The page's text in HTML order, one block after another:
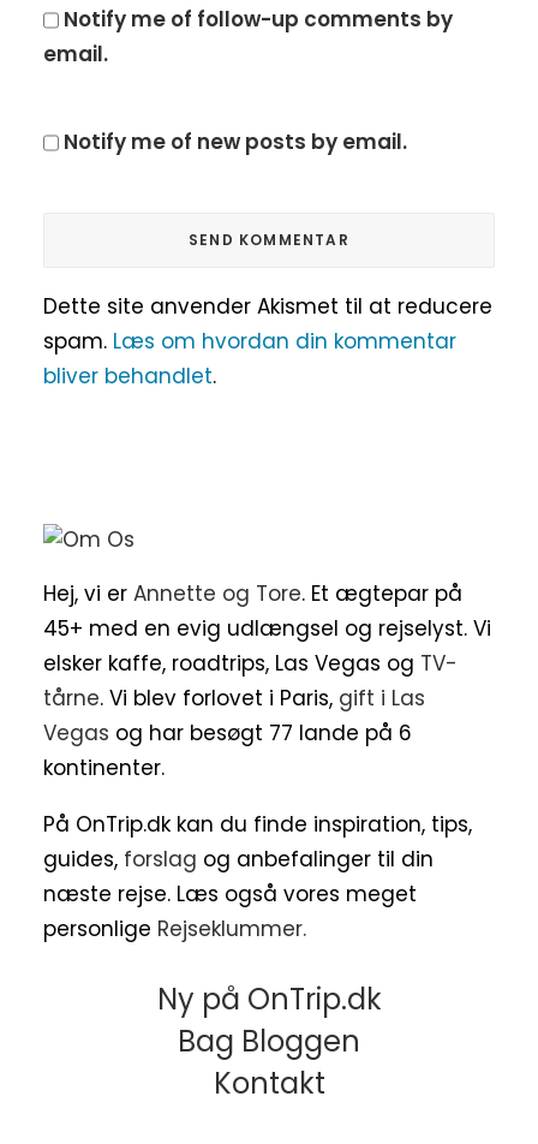
Notify me of follow-up comments by
email.
Notify me of new posts by email.
Dette site anvender Akismet til at reducere
spam. Læs om hvordan din kommentar
bliver behandlet.
Hej, vi er Annette og Tore. Et ægtepar på
45+ med en evig udlængsel og rejselyst. Vi
elsker kaffe, roadtrips, Las Vegas og TV-
tårne. Vi blev forlovet i Paris, gift i Las
Vegas og har besøgt 77 lande på 6
kontinenter.
På OnTrip.dk kan du finde inspiration, tips,
guides, forslag og anbefalinger til din
næste rejse. Læs også vores meget
personlige Rejseklummer.
Ny på OnTrip.dk
Bag Bloggen
Kontakt